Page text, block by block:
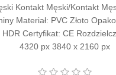
Kontakt Męski/Kontakt
Materiał: PVC Złoto
HDR Certyfikat: CE
4320 px 3840 x 2160 px